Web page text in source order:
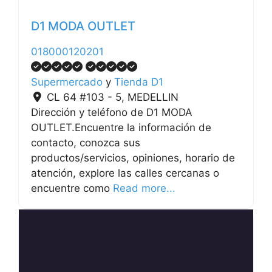
D1 MODA OUTLET
018000120201
Supermercado y Tienda D1
CL 64 #103 - 5, MEDELLIN
Dirección y teléfono de D1 MODA
OUTLET.Encuentre la información de
contacto, conozca sus
productos/servicios, opiniones, horario de
atención, explore las calles cercanas o
encuentre como Read more...